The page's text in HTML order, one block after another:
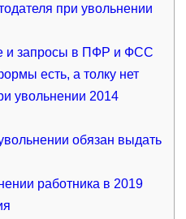
при увольнении
и запросы в ПФР и ФСС
есть, а толку нет
увольнении 2014
обязан выдать
работника в 2019